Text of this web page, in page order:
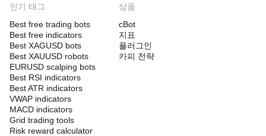
인기 태그
Best free trading bots
Best free indicators
Best XAGUSD bots
Best XAUUSD robots
EURUSD scalping bots
Best RSI indicators
Best ATR indicators
VWAP indicators
MACD indicators
Grid trading tools
Risk reward calculator
상품
cBot
지표
플러그인
카피 전략